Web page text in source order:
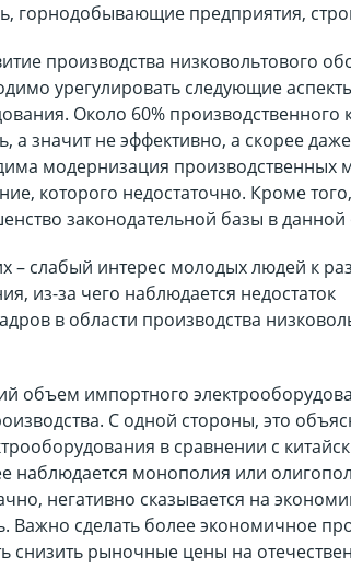
горнодобывающие предприятия,
производства низковольтового
урегулировать следующие
Около 60% производственного
а значит не эффективно, а скорее
модернизация производственных
которого недостаточно. Кроме
законодательной базы в данной
слабый интерес молодых людей к
из-за чего наблюдается недостаток
в области производства
объем импортного
С одной стороны, это
в сравнении с
наблюдается монополия или
негативно сказывается на
Важно сделать более экономичное
снизить рыночные цены на